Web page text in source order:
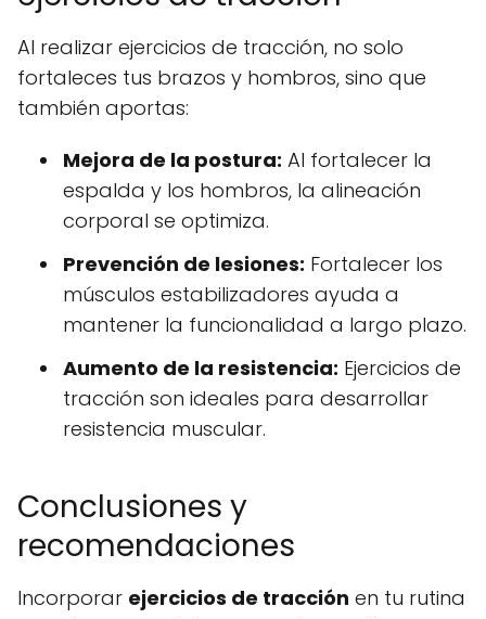
Al realizar ejercicios de tracción, no solo
fortaleces tus brazos y hombros, sino que
también aportas:
Mejora de la postura: Al fortalecer la
espalda y los hombros, la alineación
corporal se optimiza.
Prevención de lesiones: Fortalecer los
músculos estabilizadores ayuda a
mantener la funcionalidad a largo plazo.
Aumento de la resistencia: Ejercicios de
tracción son ideales para desarrollar
resistencia muscular.
Conclusiones y
recomendaciones
Incorporar ejercicios de tracción en tu rutina